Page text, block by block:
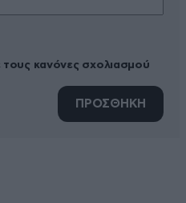
κανόνες σχολιασμού
ΠΡΟΣΘΗΚΗ